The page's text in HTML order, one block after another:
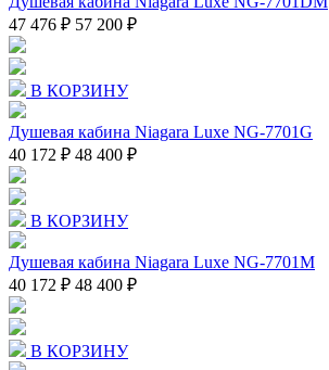
47 476 ₽ 57 200 ₽
В КОРЗИНУ
Душевая кабина Niagara Luxe NG-7701G
40 172 ₽ 48 400 ₽
В КОРЗИНУ
Душевая кабина Niagara Luxe NG-7701M
40 172 ₽ 48 400 ₽
В КОРЗИНУ